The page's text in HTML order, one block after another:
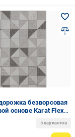
безворсовая
основе Karat Flex
м Серый (00-
5 вариантов